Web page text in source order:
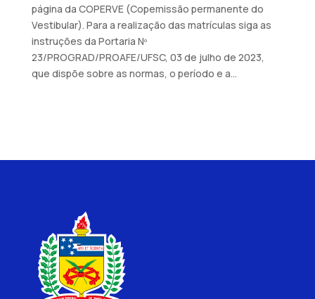
página da COPERVE (Copemissão permanente do
Vestibular). Para a realização das matrículas siga as
instruções da Portaria Nº
23/PROGRAD/PROAFE/UFSC, 03 de julho de 2023,
que dispõe sobre as normas, o período e a...